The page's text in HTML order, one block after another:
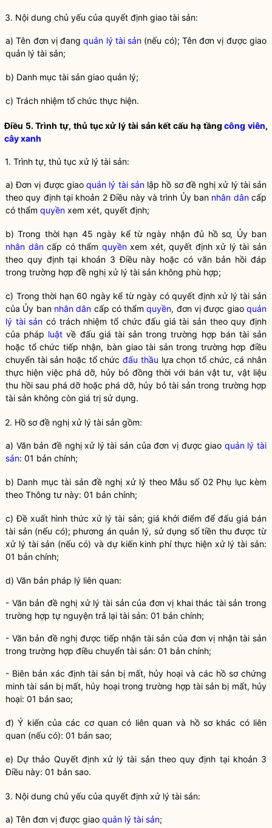
3. Nội dung chủ yếu của quyết định giao tài sản:
a) Tên đơn vị đangquản lý tài sản (nếu có); Tên đơn vị được giao
quản lý tài sản;
b) Danh mục tài sản giao quản lý;
c) Trách nhiệm tổ chức thực hiện.
Điều 5. Trình tự, thủ tục xử lý tài sản kết cấu hạ tầngcông viên,
cây xanh
1. Trình tự, thủ tục xử lý tài sản:
a) Đơn vị được giaoquản lý tài sảnlập hồ sơ đề nghị xử lý tài sản
theo quy định tại khoản 2 Điều này và trình Ủy ban nhân dâncấp
có thẩm quyền xem xét, quyết định;
b) Trong thời hạn 45 ngày kể từ ngày nhận đủ hồ sơ, Ủy ban
nhân dâncấp có thẩm quyềnxem xét, quyết định xử lý tài sản
theo quy định tại khoản 3 Điều này hoặc có văn bản hồi đáp
trong trường hợp đề nghị xử lý tài sản không phù hợp;
c) Trong thời hạn 60 ngày kể từ ngày có quyết định xử lý tài sản
của Ủy ban nhân dân cấp có thẩmquyền, đơn vị được giaoquản
lý tài sản có trách nhiệm tổ chức đấu giá tài sản theo quy định
của pháp luật về đấu giá tài sản trong trường hợp bán tài sản
hoặc tổ chức tiếp nhận, bàn giao tài sản trong trường hợp điều
chuyển tài sản hoặc tổ chứcđấu thầu lựa chọn tổ chức, cá nhân
thực hiện việc phá dỡ, hủy bỏ đồng thời với bán vật tư, vật liệu
thu hồi sau phá dỡ hoặc phá dỡ, hủy bỏ tài sản trong trường hợp
tài sản không còn giá trị sử dụng.
2. Hồ sơ đề nghị xử lý tài sản gồm:
a) Văn bản đề nghị xử lý tài sản của đơn vị được giao quản lý tài
sản: 01 bản chính;
b) Danh mục tài sản đề nghị xử lý theo Mẫu số 02 Phụ lục kèm
theo Thông tư này: 01 bản chính;
c) Đề xuất hình thức xử lý tài sản; giá khởi điểm để đấu giá bán
tài sản (nếu có); phương án quản lý, sử dụng số tiền thu được từ
xử lý tài sản (nếu có) và dự kiến kinh phí thực hiện xử lý tài sản:
01 bản chính;
d) Văn bản pháp lý liên quan:
- Văn bản đề nghị xử lý tài sản của đơn vị khai thác tài sản trong
trường hợp tự nguyện trả lại tài sản: 01 bản chính;
- Văn bản đề nghị được tiếp nhận tài sản của đơn vị nhận tài sản
trong trường hợp điều chuyển tài sản: 01 bản chính;
- Biên bản xác định tài sản bị mất, hủy hoại và các hồ sơ chứng
minh tài sản bị mất, hủy hoại trong trường hợp tài sản bị mất, hủy
hoại: 01 bản sao;
đ) Ý kiến của các cơ quan có liên quan và hồ sơ khác có liên
quan (nếu có): 01 bản sao;
e) Dự thảo Quyết định xử lý tài sản theo quy định tại khoản 3
Điều này: 01 bản sao.
3. Nội dung chủ yếu của quyết định xử lý tài sản:
a) Tên đơn vị được giao quản lý tài sản;